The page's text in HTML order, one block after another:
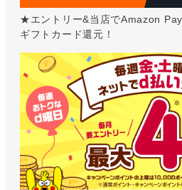
★エントリー&当店でAmazon
ギフトカード還元！